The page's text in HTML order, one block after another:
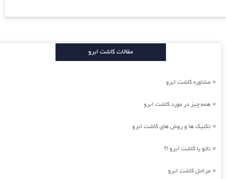
مقالات کاشت ابرو
» مشاوره کاشت ابرو
» همه چیز در مورد کاشت ابرو
» تکنیک ها و روش های کاشت ابرو
» تاتو یا کاشت ابرو !؟
» مراحل کاشت ابرو